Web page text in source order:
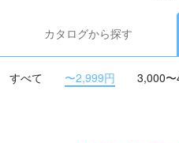
カタログから探す
すべて 〜2,999円 3,000